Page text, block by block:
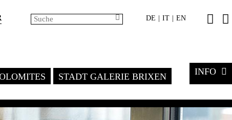
DE IT EN
STADT GALERIE BRIXEN INFO